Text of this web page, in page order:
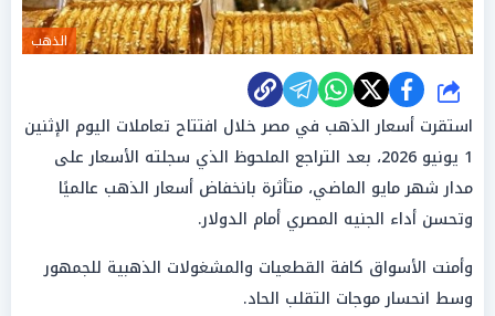
الذهب
شارك
استقرت أسعار الذهب في مصر خلال افتتاح تعاملات اليوم الإثنين
1 يونيو 2026، بعد التراجع الملحوظ الذي سجلته الأسعار على
مدار شهر مايو الماضي، متأثرة بانخفاض أسعار الذهب عالميًا
وتحسن أداء الجنيه المصري أمام الدولار.
وأمنت الأسواق كافة القطعيات والمشغولات الذهبية للجمهور
وسط انحسار موجات التقلب الحاد.